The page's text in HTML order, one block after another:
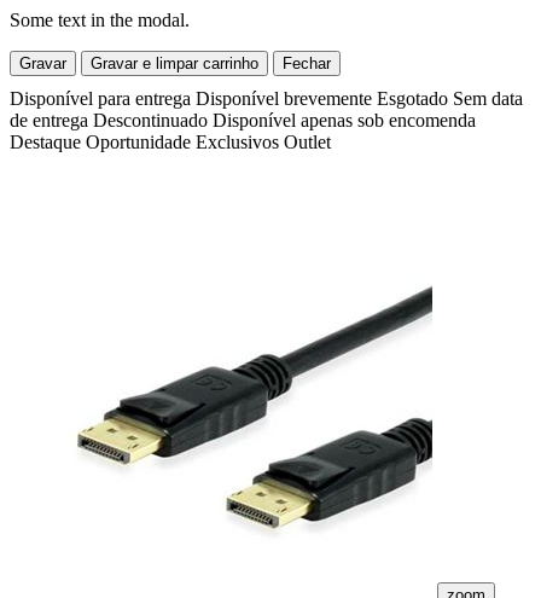
Some text in the modal.
Gravar Gravar e limpar carrinho Fechar
Disponível para entrega Disponível brevemente Esgotado Sem data
de entrega Descontinuado Disponível apenas sob encomenda
Destaque Oportunidade Exclusivos Outlet